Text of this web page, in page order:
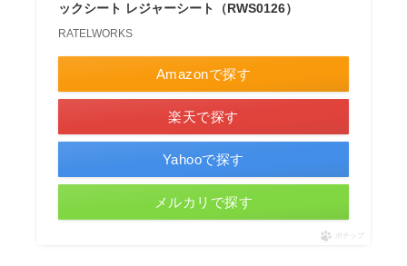
ックシート レジャーシート（RWS0126）
RATELWORKS
Amazonで探す
楽天で探す
Yahooで探す
メルカリで探す
ポチップ